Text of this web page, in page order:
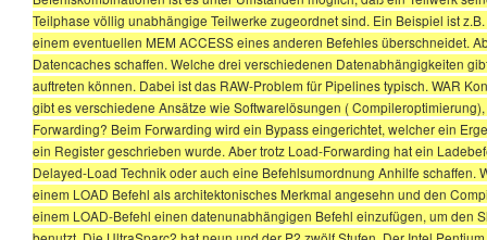
Teilphase völlig unabhängige Teilwerke zugeordnet sind. Ein Beispiel ist
einem eventuellen MEM ACCESS eines anderen Befehles überschneidet.
Datencaches schaffen. Welche drei verschiedenen Datenabhängigkeiten
auftreten können. Dabei ist das RAW-Problem für Pipelines typisch. WAR
gibt es verschiedene Ansätze wie Softwarelösungen (
Forwarding? Beim Forwarding wird ein Bypass eingerichtet, welcher ein
ein Register geschrieben wurde. Aber trotz Load-Forwarding hat ein
Delayed-Load Technik oder auch eine Befehlsumordnung Anhilfe
einem LOAD Befehl als architektonisches Merkmal angesehn und den
einem LOAD-Befehl einen datenunabhängigen Befehl einzufügen, um den